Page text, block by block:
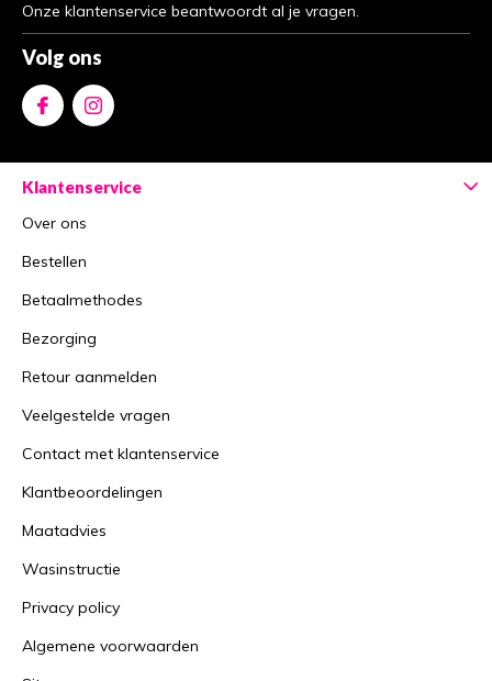
Onze klantenservice beantwoordt al je vragen.
Volg ons
Klantenservice
Over ons
Bestellen
Betaalmethodes
Bezorging
Retour aanmelden
Veelgestelde vragen
Contact met klantenservice
Klantbeoordelingen
Maatadvies
Wasinstructie
Privacy policy
Algemene voorwaarden